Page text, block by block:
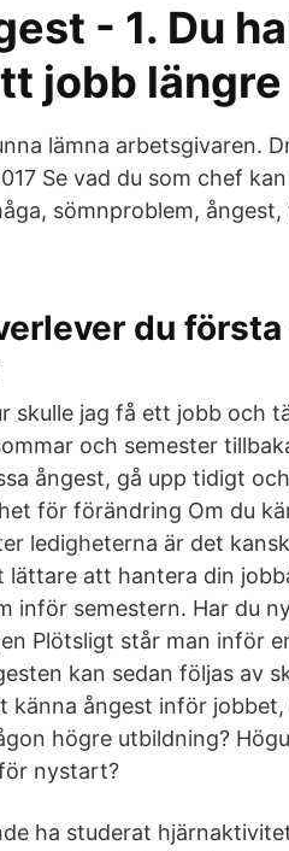
- 1. Du
jobb längre
lämna arbetsgivaren.
Se vad du som chef
sömnproblem, ångest,
du
skulle jag få ett jobb och
och semester
ångest, gå upp tidigt
för förändring Om du
ledigheterna är det
lättare att hantera din
inför semestern. Har du
Plötsligt står man inför
kan sedan följas av
känna ångest inför
högre utbildning?
nystart?
ha studerat